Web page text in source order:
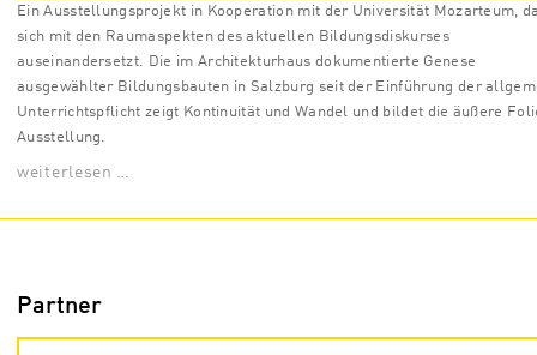
Ein Ausstellungsprojekt in Kooperation mit der Universität Mozarteum,
sich mit den Raumaspekten des aktuellen Bildungsdiskurses
auseinandersetzt. Die im Architekturhaus dokumentierte Genese
ausgewählter Bildungsbauten in Salzburg seit der Einführung der
Unterrichtspflicht zeigt Kontinuität und Wandel und bildet die äußere
Ausstellung.
weiterlesen …
Partner